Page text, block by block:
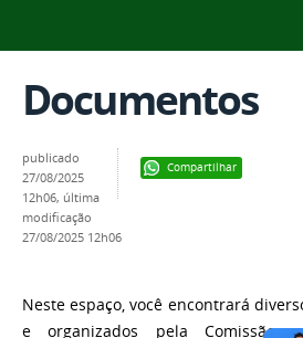
Documentos
Compartilhar
publicado
27/08/2025
12h06, última
modificação
27/08/2025 12h06
Neste espaço, você encontrará
e organizados pela Comissão,